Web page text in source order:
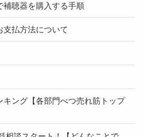
補聴器を購入する手順
支払方法について
キング【各部門べつ売れ筋トップ